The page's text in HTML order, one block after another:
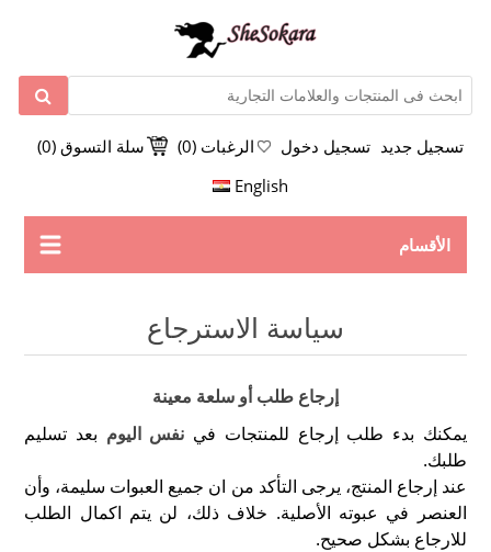
تسجيل جديد تسجيل دخول الرغبات (0) سلة التسوق (0)
English
الأقسام
سياسة الاسترجاع
إرجاع طلب أو سلعة معينة
يمكنك بدء طلب إرجاع للمنتجات في نفس اليوم بعد تسليم
طلبك.
عند إرجاع المنتج، يرجى التأكد من ان جميع العبوات سليمة، وأن
العنصر في عبوته الأصلية. خلاف ذلك، لن يتم اكمال الطلب
للارجاع بشكل صحيح.